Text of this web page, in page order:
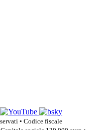
• Codice fiscale